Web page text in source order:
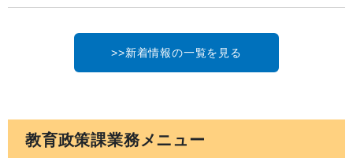
>>新着情報の一覧を見る
教育政策課業務メニュー